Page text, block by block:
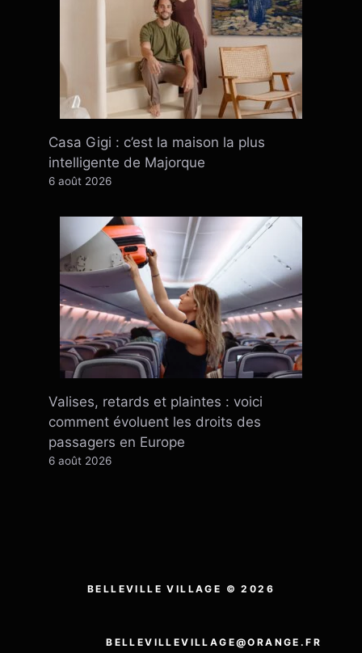
Casa Gigi : c’est la maison la plus
intelligente de Majorque
6 août 2026
Valises, retards et plaintes : voici
comment évoluent les droits des
passagers en Europe
6 août 2026
BELLEVILLE VILLAGE © 2026
BELLEVILLEVILLAGE@ORANGE.FR